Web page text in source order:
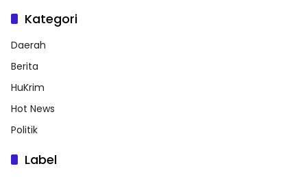
Kategori
Daerah
Berita
HuKrim
Hot News
Politik
Label